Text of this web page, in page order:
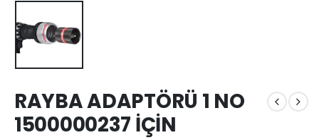
RAYBA ADAPTÖRÜ 1 NO
1500000237 İÇİN